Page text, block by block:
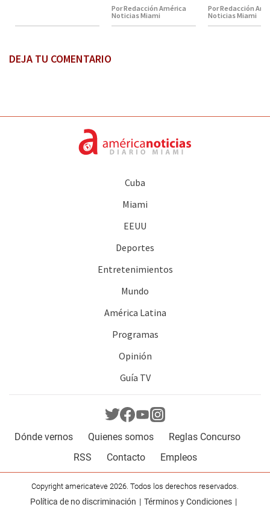
Por Redacción América
Noticias Miami
Por Redacción
Noticias Miami
DEJA TU COMENTARIO
Cuba
Miami
EEUU
Deportes
Entretenimientos
Mundo
América Latina
Programas
Opinión
Guía TV
Dónde vernos Quienes somos
Reglas Concurso
RSS
Contacto Empleos
Copyright americateve 2026. Todos los derechos reservados.
Política de no discriminación Términos y Condiciones